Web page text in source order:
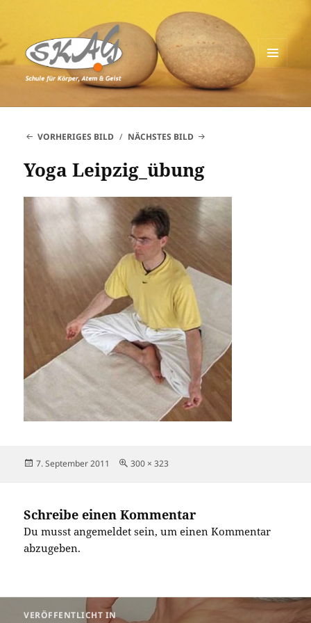
Schule für Körper, Atem & Geist
VORHERIGES BILD NÄCHSTES BILD
Yoga Leipzig_übung
Veröffentlicht
7. September 2011 Originalgröße
300 × 323
Schreibe einen Kommentar
Du musstangemeldet sein, um einen Kommentar
abzugeben.
Beitragsnavigation
VERÖFFENTLICHT IN